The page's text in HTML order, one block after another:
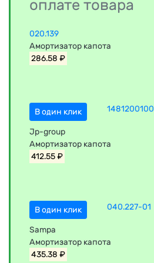
оплате товара
020.139
Амортизатор капота
286.58 ₽
В один клик 1481200100
Jp-group
Амортизатор капота
412.55 ₽
В один клик 040.227-01
Sampa
Амортизатор капота
435.38 ₽